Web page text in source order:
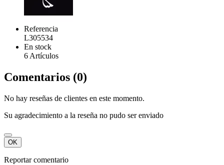
Referencia
L305534
En stock
6 Artículos
Comentarios (0)
No hay reseñas de clientes en este momento.
Su agradecimiento a la reseña no pudo ser enviado
OK
Reportar comentario